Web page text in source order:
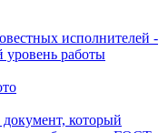
исполнителей -
работы
который